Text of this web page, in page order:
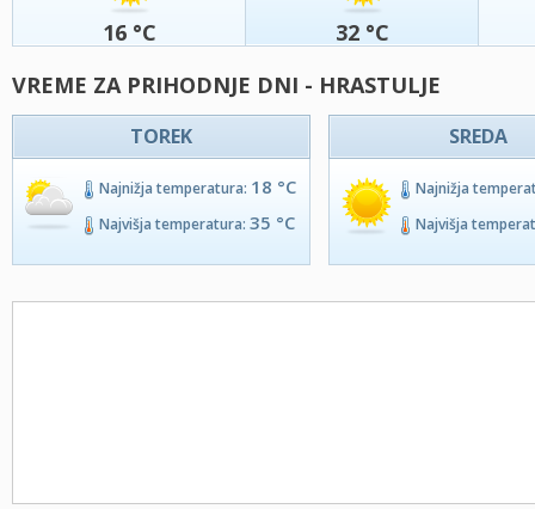
16 °C 32 °C
VREME ZA PRIHODNJE DNI - HRASTULJE
TOREK
Najnižja temperatura: 18 °C
Najvišja temperatura: 35 °C
SREDA
Najnižja
Najvišja